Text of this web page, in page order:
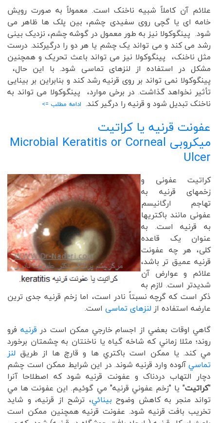
علائم آن کاملاً شبیه ناخنک است. معمولاً به صورت رویش
خامه ای یا گچی روی سفیدی چشم، بین پلک ها ظاهر می
شود. پینگوکولا نیز به طور معمول در گوشه چشم، نزدیک بینی
رشد می کند و می تواند یک چشم یا هر دو را درگیرکند. درست
مثل ناخنک، پینگوکولا نیز می تواند باعث تحریک و همچنین
مشکل در استفاده از لنزهای تماسی شود. با این حال،
پینگوکولا نمی تواند بر روی قرنیه رشد کند و بنابراین بر بینایی
تأثیر نخواهد گذاشت. در برخی موارد، پینگوکولا می تواند به
ناخنک تبدیل شود و قرنیه را درگیر کند. ادامه مطلب =>
عفونت قرنیه یا کراتیت
میکروبی Microbial Keratitis or Corneal
Ulcer
کراتیت عفونی و
زخمهای قرنیه به
تهاجم ارگانیسم
عفونی مانند باکتریها
به قرنیه است. به
عنوان یک قاعده
کلی، هر چه عفونت
قرنیه عمیق تر باشد،
علائم و عوارض آن
شدیدتر است. لازم به
ذکر است که گرچه نسبتاً نادر است، اما زخم قرنیه جدی ترین
عارضه استفاده از لنزهای تماسی است.
گاهي اوقات بعضي از اجسام خارجي ممکن است در قرنيه فرو
روند؛ مثلا زماني که شاخه گياه يا ناخنتان به چشمتان برخورد
مي کند. يا ممکن است باکتري ها و قارچ ها از طريق لنز
تماسيآلوده وارد قرنيه شوند. در اين شرايط ممکن است چشم
دچار التهاب دردناک و عفونت قرنيه شود که اصطلاحا آنرا
"کراتيت" يا "زخم عفوني قرنيه" مي گوئيم. اين عفونت ها مي
تواند منجر به کاهش وضوح بينائي، ترشح از قرنيه، و شايد
تخريب بافت قرنيه شود. عفونت قرنيه همچنين ممکن است